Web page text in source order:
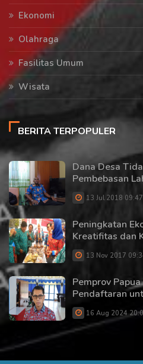
Ekonomi
Olahraga
Fasilitas Umum
Wisata
BERITA TERPOPULER
Dana Desa
Pembebasan
13 Jul 2018 09:47
Peningkatan
Kreatifitas dan
13 Nov 2017
Pemprov
Pendaftaran
16 Aug 2024